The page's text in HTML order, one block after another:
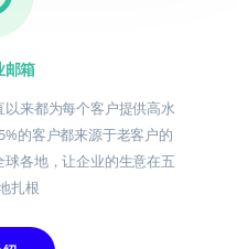
邮箱
来都为每个客户提供高水
的客户都来源于老客户的
各地，让企业的生意在五
扎根